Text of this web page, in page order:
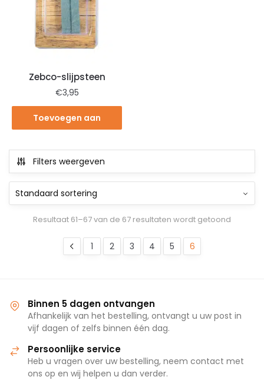
Zebco-slijpsteen
€3,95
Toevoegen aan
Filters weergeven
Resultaat 61–67 van de 67 resultaten wordt getoond
1 2 3 4 5 6
Binnen 5 dagen ontvangen
Afhankelijk van het bestelling, ontvangt u uw post in
vijf dagen of zelfs binnen één dag.
Persoonlijke service
Heb u vragen over uw bestelling, neem contact met
ons op en wij helpen u dan verder.